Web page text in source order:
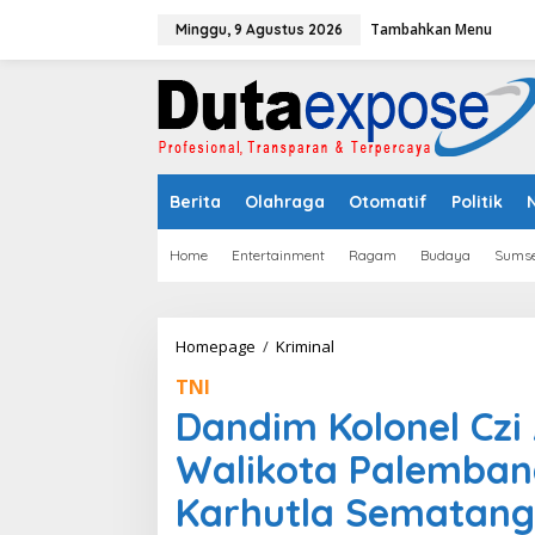
Minggu, 9 Agustus 2026 Tambahkan Menu
Berita Olahraga Otomatif Politik
Home Entertainment Ragam Budaya
Homepage / Kriminal
d
i
TNI
Dandim Kolonel
Walikota
Karhutla